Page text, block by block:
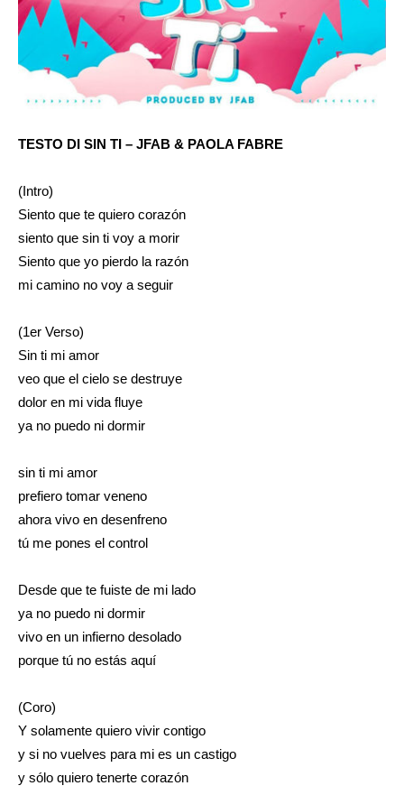
TESTO DI SIN TI – JFAB & PAOLA FABRE
(Intro)
Siento que te quiero corazón
siento que sin ti voy a morir
Siento que yo pierdo la razón
mi camino no voy a seguir
(1er Verso)
Sin ti mi amor
veo que el cielo se destruye
dolor en mi vida fluye
ya no puedo ni dormir
sin ti mi amor
prefiero tomar veneno
ahora vivo en desenfreno
tú me pones el control
Desde que te fuiste de mi lado
ya no puedo ni dormir
vivo en un infierno desolado
porque tú no estás aquí
(Coro)
Y solamente quiero vivir contigo
y si no vuelves para mi es un castigo
y sólo quiero tenerte corazón